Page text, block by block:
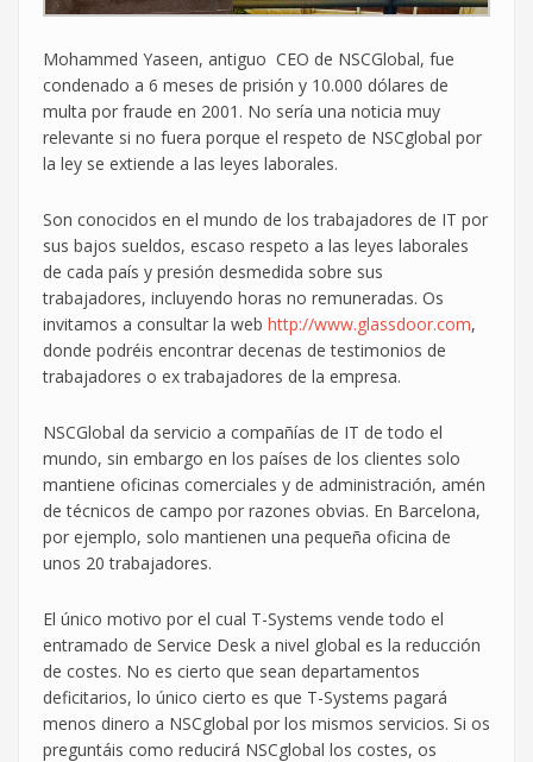
Mohammed Yaseen, antiguo CEO de NSCGlobal, fue
condenado a 6 meses de prisión y 10.000 dólares de
multa por fraude en 2001. No sería una noticia muy
relevante si no fuera porque el respeto de NSCglobal por
la ley se extiende a las leyes laborales.
Son conocidos en el mundo de los trabajadores de IT por
sus bajos sueldos, escaso respeto a las leyes laborales
de cada país y presión desmedida sobre sus
trabajadores, incluyendo horas no remuneradas. Os
invitamos a consultar la web http://www.glassdoor.com,
donde podréis encontrar decenas de testimonios de
trabajadores o ex trabajadores de la empresa.
NSCGlobal da servicio a compañías de IT de todo el
mundo, sin embargo en los países de los clientes solo
mantiene oficinas comerciales y de administración, amén
de técnicos de campo por razones obvias. En Barcelona,
por ejemplo, solo mantienen una pequeña oficina de
unos 20 trabajadores.
El único motivo por el cual T-Systems vende todo el
entramado de Service Desk a nivel global es la reducción
de costes. No es cierto que sean departamentos
deficitarios, lo único cierto es que T-Systems pagará
menos dinero a NSCglobal por los mismos servicios. Si os
preguntáis como reducirá NSCglobal los costes, os